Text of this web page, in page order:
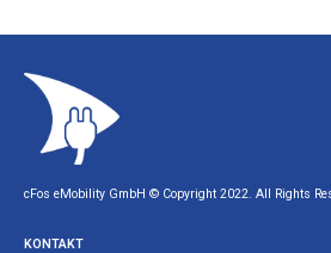
cFos eMobility GmbH © Copyright 2022. All Rights
KONTAKT